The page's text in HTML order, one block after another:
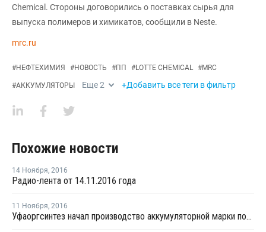
Chemical. Стороны договорились о поставках сырья для
выпуска полимеров и химикатов, сообщили в Neste.
mrc.ru
#НЕФТЕХИМИЯ #НОВОСТЬ #ПП #LOTTE CHEMICAL #MRC
#АККУМУЛЯТОРЫ Еще2 +Добавить все теги в фильтр
Похожие новости
14 Ноября, 2016
Радио-лента от 14.11.2016 года
11 Ноября, 2016
Уфаоргсинтез начал производство аккумуляторной марки полипропилена